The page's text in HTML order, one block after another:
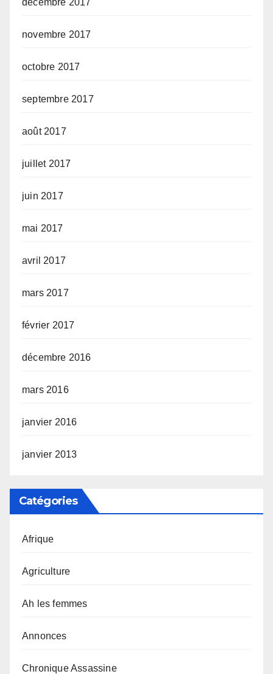
novembre 2017
octobre 2017
septembre 2017
août 2017
juillet 2017
juin 2017
mai 2017
avril 2017
mars 2017
février 2017
décembre 2016
mars 2016
janvier 2016
janvier 2013
Catégories
Afrique
Agriculture
Ah les femmes
Annonces
Chronique Assassine